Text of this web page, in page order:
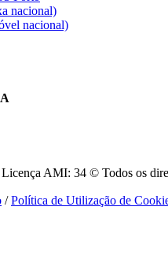
nacional)
nacional)
AMI: 34 © Todos os
/Política de Utilização de